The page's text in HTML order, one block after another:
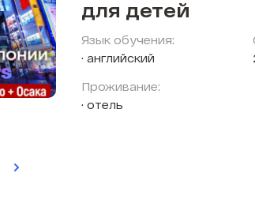
для детей
Язык обучения:
английский
Проживание:
отель